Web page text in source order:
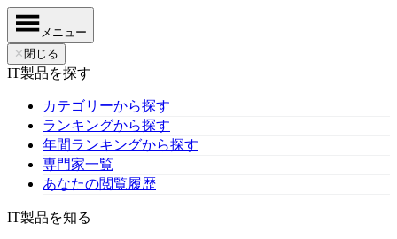
メニュー
✕ 閉じる
IT製品を探す
カテゴリーから探す
ランキングから探す
年間ランキングから探す
専門家一覧
あなたの閲覧履歴
IT製品を知る